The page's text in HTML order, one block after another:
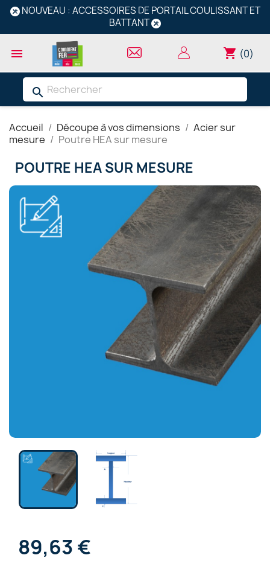
NOUVEAU : ACCESSOIRES DE PORTAIL COULISSANT ET
BATTANT
 shopping_cart (0)
search
Accueil Découpe à vos dimensions
Acier sur
mesure
Poutre HEA sur mesure
POUTRE HEA SUR MESURE
89,63 €